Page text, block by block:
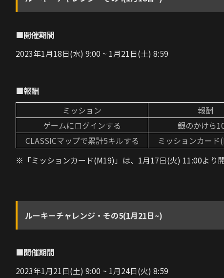
■開催期間
2023年1月18日(水) 9:00 ~ 1月21日(土) 8:59
■報酬
ミッション
報酬
ゲームにログインする
銀のかけら
CLASSICマップで累計5キルする
ミッションカード
※「ミッションカード(M19)」は、1月17日(火) 11:00より
ルーキーチャレンジ・その5(1月21日~)
■開催期間
2023年1月21日(土) 9:00 ~ 1月24日(火) 8:59